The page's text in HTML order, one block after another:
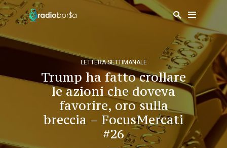
LETTERA SETTIMANALE
Trump ha fatto crollare
le azioni che doveva
favorire, oro sulla
breccia – FocusMercati
#26